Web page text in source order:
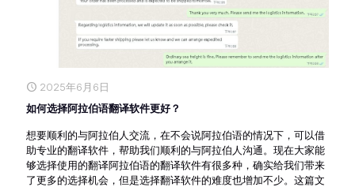
2025年6月6日
如何选择阿拉伯语翻译软件更好？
想要顺利的与阿拉伯人交流，在不会说阿拉伯语的情况下，可以借
助专业的翻译软件，帮助我们顺利的与阿拉伯人沟通。现在大家能
够选择使用的翻译阿拉伯语的翻译软件有很多种，确实给我们带来
了更多的选择机会，但是选择翻译软件的难度也增加不少。这篇文